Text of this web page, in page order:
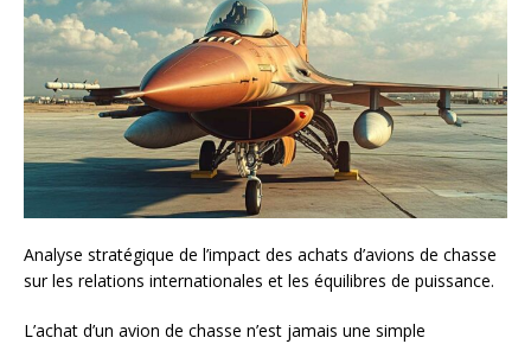
Analyse stratégique de l’impact des achats d’avions de chasse
sur les relations internationales et les équilibres de puissance.
L’achat d’un avion de chasse n’est jamais une simple